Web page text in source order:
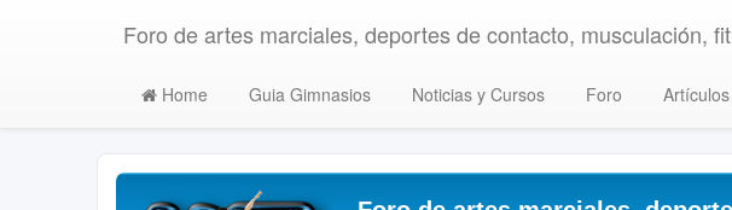
Foro de artes marciales, deportes de contacto, musculación,
Home Guia Gimnasios Noticias y Cursos Foro Artículos